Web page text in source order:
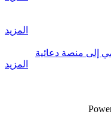
المزيد
إلى منصة دعائية
المزيد